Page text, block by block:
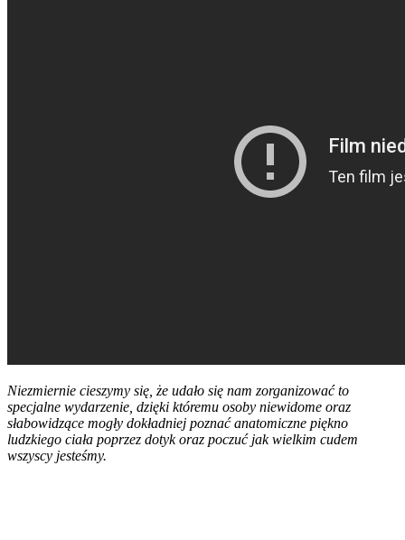
Niezmiernie cieszymy się, że udało się nam zorganizować to
specjalne wydarzenie, dzięki któremu osoby niewidome oraz
słabowidzące mogły dokładniej poznać anatomiczne piękno
ludzkiego ciała poprzez dotyk oraz poczuć jak wielkim cudem
wszyscy jesteśmy.